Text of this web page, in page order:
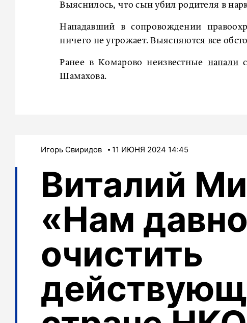
Выяснилось, что сын убил родителя в
Нападавший в сопровождении
ничего не угрожает. Выясняются все
Ранее в Комарово неизвестные напали
Шамахова.
Игорь Свиридов 11 ИЮНЯ 2024 14:45
Виталий
«Нам
очистить